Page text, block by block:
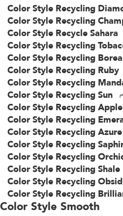
Color Style Recycling
Color Style Recycling
Color Style Recycle Sahara
Color Style Recycling
Color Style Recycling
Color Style Recycling Ruby
Color Style Recycling
Color Style Recycling Sun
Color Style Recycling Apple
Color Style Recycling
Color Style Recycling Azure
Color Style Recycling
Color Style Recycling
Color Style Recycling Shale
Color Style Recycling
Color Style Recycling
Color Style Smooth